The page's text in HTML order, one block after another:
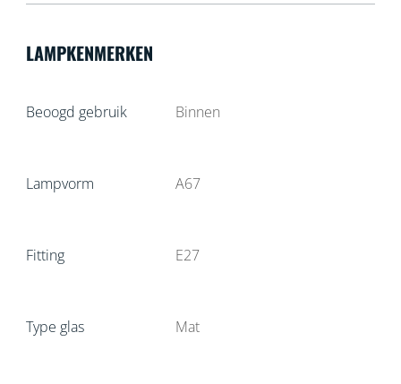
LAMPKENMERKEN
Beoogd gebruik Binnen
Lampvorm A67
Fitting E27
Type glas Mat